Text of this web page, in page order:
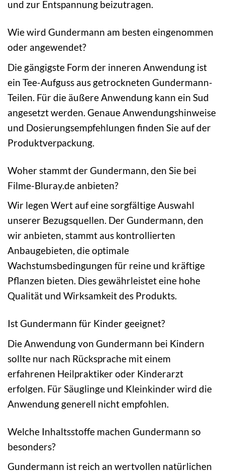
und zur Entspannung beizutragen.
Wie wird Gundermann am besten eingenommen
oder angewendet?
Die gängigste Form der inneren Anwendung ist
ein Tee-Aufguss aus getrockneten Gundermann-
Teilen. Für die äußere Anwendung kann ein Sud
angesetzt werden. Genaue Anwendungshinweise
und Dosierungsempfehlungen finden Sie auf der
Produktverpackung.
Woher stammt der Gundermann, den Sie bei
Filme-Bluray.de anbieten?
Wir legen Wert auf eine sorgfältige Auswahl
unserer Bezugsquellen. Der Gundermann, den
wir anbieten, stammt aus kontrollierten
Anbaugebieten, die optimale
Wachstumsbedingungen für reine und kräftige
Pflanzen bieten. Dies gewährleistet eine hohe
Qualität und Wirksamkeit des Produkts.
Ist Gundermann für Kinder geeignet?
Die Anwendung von Gundermann bei Kindern
sollte nur nach Rücksprache mit einem
erfahrenen Heilpraktiker oder Kinderarzt
erfolgen. Für Säuglinge und Kleinkinder wird die
Anwendung generell nicht empfohlen.
Welche Inhaltsstoffe machen Gundermann so
besonders?
Gundermann ist reich an wertvollen natürlichen